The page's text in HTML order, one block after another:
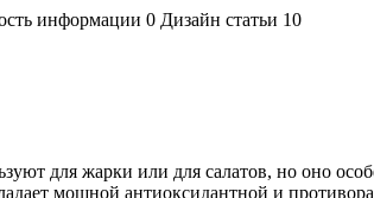
информации 0 Дизайн статьи 10
для жарки или для салатов, но оно
мощной антиоксидантной и